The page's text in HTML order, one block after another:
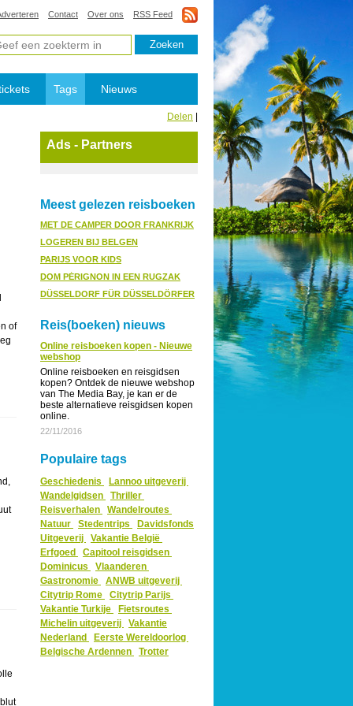
Contact Over ons RSS Feed
Tags Nieuws
Delen
of
Ads - Partners
Meest gelezen reisboeken
MET DE CAMPER DOOR FRANKRIJK
LOGEREN BIJ BELGEN
PARIJS VOOR KIDS
DOM PÉRIGNON IN EEN RUGZAK
DÜSSELDORF FÜR DÜSSELDÖRFER
Reis(boeken) nieuws
Online reisboeken kopen - Nieuwe
webshop
Online reisboeken en reisgidsen
kopen? Ontdek de nieuwe webshop
van The Media Bay, je kan er de
beste alternatieve reisgidsen kopen
online.
22/11/2016
Populaire tags
Geschiedenis
Lannoo uitgeverij
Wandelgidsen
Thriller
Reisverhalen
Wandelroutes
Natuur
Stedentrips
Davidsfonds
Uitgeverij
Vakantie België
Erfgoed
Capitool reisgidsen
Dominicus
Vlaanderen
Gastronomie
ANWB uitgeverij
Citytrip Rome
Citytrip Parijs
Vakantie Turkije
Fietsroutes
Michelin uitgeverij
Vakantie
Nederland
Eerste Wereldoorlog
Belgische Ardennen
Trotter